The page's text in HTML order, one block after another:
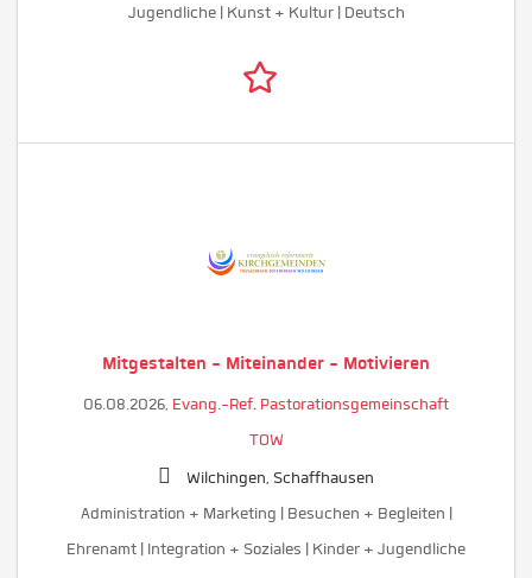
Jugendliche | Kunst + Kultur | Deutsch
Mitgestalten - Miteinander - Motivieren
06.08.2026, Evang.-Ref. Pastorationsgemeinschaft
TOW
Wilchingen, Schaffhausen
Administration + Marketing | Besuchen + Begleiten |
Ehrenamt | Integration + Soziales | Kinder + Jugendliche